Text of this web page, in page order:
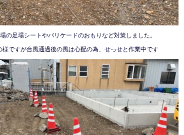
足場シートやバリケードのおもりなど対策しました。
ですが台風通過後の風は心配の為、せっせと作業中です